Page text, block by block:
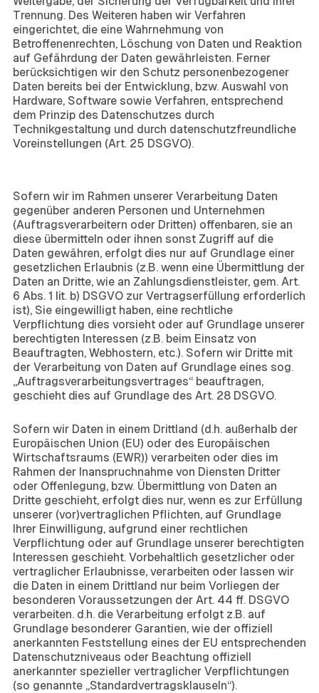
Trennung. Des Weiteren haben wir Verfahren
eingerichtet, die eine Wahrnehmung von
Betroffenenrechten, Löschung von Daten und Reaktion
auf Gefährdung der Daten gewährleisten. Ferner
berücksichtigen wir den Schutz personenbezogener
Daten bereits bei der Entwicklung, bzw. Auswahl von
Hardware, Software sowie Verfahren, entsprechend
dem Prinzip des Datenschutzes durch
Technikgestaltung und durch datenschutzfreundliche
Voreinstellungen (Art. 25 DSGVO).
Sofern wir im Rahmen unserer Verarbeitung Daten
gegenüber anderen Personen und Unternehmen
(Auftragsverarbeitern oder Dritten) offenbaren, sie an
diese übermitteln oder ihnen sonst Zugriff auf die
Daten gewähren, erfolgt dies nur auf Grundlage einer
gesetzlichen Erlaubnis (z.B. wenn eine Übermittlung der
Daten an Dritte, wie an Zahlungsdienstleister, gem. Art.
6 Abs. 1 lit. b) DSGVO zur Vertragserfüllung erforderlich
ist), Sie eingewilligt haben, eine rechtliche
Verpflichtung dies vorsieht oder auf Grundlage unserer
berechtigten Interessen (z.B. beim Einsatz von
Beauftragten, Webhostern, etc.). Sofern wir Dritte mit
der Verarbeitung von Daten auf Grundlage eines sog.
„Auftragsverarbeitungsvertrages“ beauftragen,
geschieht dies auf Grundlage des Art. 28 DSGVO.
Sofern wir Daten in einem Drittland (d.h. außerhalb der
Europäischen Union (EU) oder des Europäischen
Wirtschaftsraums (EWR)) verarbeiten oder dies im
Rahmen der Inanspruchnahme von Diensten Dritter
oder Offenlegung, bzw. Übermittlung von Daten an
Dritte geschieht, erfolgt dies nur, wenn es zur Erfüllung
unserer (vor)vertraglichen Pflichten, auf Grundlage
Ihrer Einwilligung, aufgrund einer rechtlichen
Verpflichtung oder auf Grundlage unserer berechtigten
Interessen geschieht. Vorbehaltlich gesetzlicher oder
vertraglicher Erlaubnisse, verarbeiten oder lassen wir
die Daten in einem Drittland nur beim Vorliegen der
besonderen Voraussetzungen der Art. 44 ff. DSGVO
verarbeiten. d.h. die Verarbeitung erfolgt z.B. auf
Grundlage besonderer Garantien, wie der offiziell
anerkannten Feststellung eines der EU entsprechenden
Datenschutzniveaus oder Beachtung offiziell
anerkannter spezieller vertraglicher Verpflichtungen
(so genannte „Standardvertragsklauseln“).